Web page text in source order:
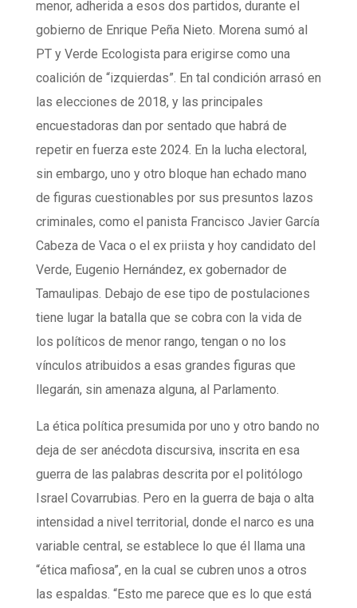
menor, adherida a esos dos partidos, durante el
gobierno de Enrique Peña Nieto. Morena sumó al
PT y Verde Ecologista para erigirse como una
coalición de “izquierdas”. En tal condición arrasó en
las elecciones de 2018, y las principales
encuestadoras dan por sentado que habrá de
repetir en fuerza este 2024. En la lucha electoral,
sin embargo, uno y otro bloque han echado mano
de figuras cuestionables por sus presuntos lazos
criminales, como el panista Francisco Javier García
Cabeza de Vaca o el ex priista y hoy candidato del
Verde, Eugenio Hernández, ex gobernador de
Tamaulipas. Debajo de ese tipo de postulaciones
tiene lugar la batalla que se cobra con la vida de
los políticos de menor rango, tengan o no los
vínculos atribuidos a esas grandes figuras que
llegarán, sin amenaza alguna, al Parlamento.
La ética política presumida por uno y otro bando no
deja de ser anécdota discursiva, inscrita en esa
guerra de las palabras descrita por el politólogo
Israel Covarrubias. Pero en la guerra de baja o alta
intensidad a nivel territorial, donde el narco es una
variable central, se establece lo que él llama una
“ética mafiosa”, en la cual se cubren unos a otros
las espaldas. “Esto me parece que es lo que está